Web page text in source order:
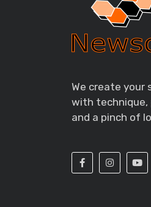
We create your
with technique,
and a pinch of